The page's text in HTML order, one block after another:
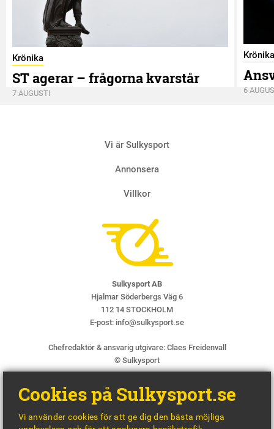
Krönika
ST agerar – frågorna kvarstår
7 AUGUSTI
Krönika
6
Vi är Sulkysport
Annonsera
Villkor
Sulkysport AB
Hjalmar Söderbergs Väg 6
112 14 STOCKHOLM
E-post: info@sulkysport.se
Chefredaktör & ansvarig utgivare: Claes Freidenvall
© Sulkysport
Cookies på Sulkysport.se
Vi använder cookies för att ge dig den bästa möjliga